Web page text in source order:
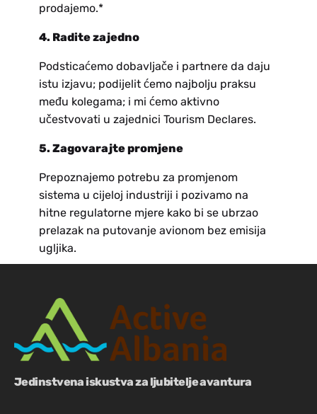
prodajemo.*
4. Radite zajedno
Podsticaćemo dobavljače i partnere da daju
istu izjavu; podijelit ćemo najbolju praksu
među kolegama; i mi ćemo aktivno
učestvovati u zajednici Tourism Declares.
5. Zagovarajte promjene
Prepoznajemo potrebu za promjenom
sistema u cijeloj industriji i pozivamo na
hitne regulatorne mjere kako bi se ubrzao
prelazak na putovanje avionom bez emisija
ugljika.
Jedinstvena iskustva za ljubitelje avantura